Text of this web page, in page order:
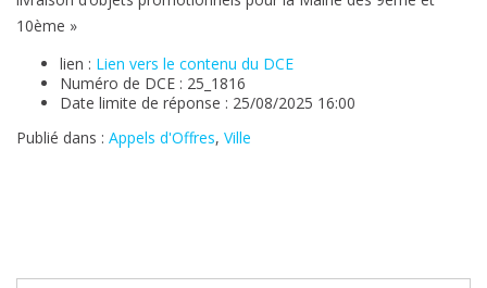
10ème »
lien : Lien vers le contenu du DCE
Numéro de DCE : 25_1816
Date limite de réponse : 25/08/2025 16:00
Publié dans : Appels d'Offres, Ville